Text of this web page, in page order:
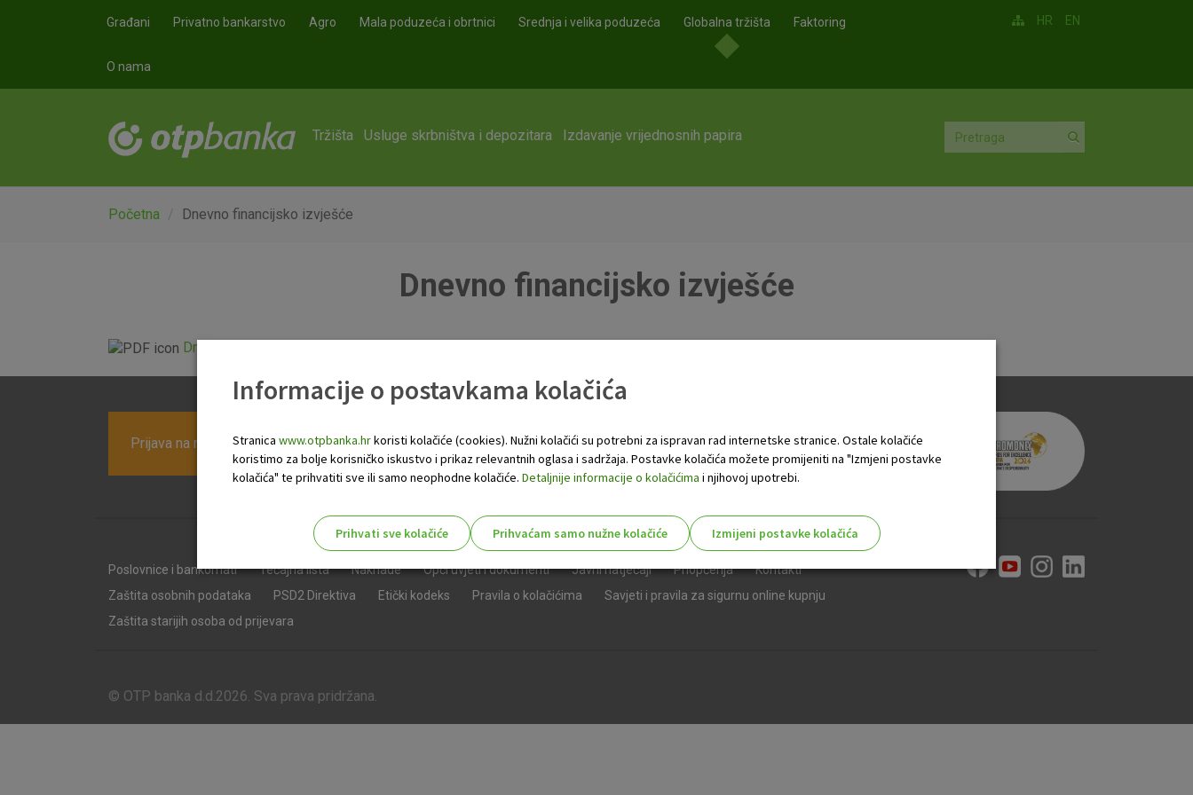
Građani Privatno bankarstvo Agro Mala poduzeća i obrtnici Srednja i velika poduzeća Globalna tržišta Faktoring
O nama
HR EN
Tržišta Usluge skrbništva i depozitara Izdavanje vrijednosnih papira
Početna Dnevno financijsko izvješće
Dnevno financijsko izvješće
Dnevno financijsko izvješće.pdf
Prijava na newsletter OTP banke
Poslovnice i bankomati Tečajna lista Naknade Opći uvjeti i dokumenti Javni natječaji Priopćenja
Kontakti
Zaštita osobnih podataka
PSD2 Direktiva Etički kodeks Pravila o kolačićima
Savjeti i pravila za sigurnu online kupnju
Zaštita starijih osoba od prijevara
© OTP banka d.d.2026. Sva prava pridržana.
Informacije o postavkama kolačića
Stranica www.otpbanka.hrkoristi kolačiće (cookies). Nužni kolačići su potrebni za ispravan rad internetske stranice. Ostale kolačiće
koristimo za bolje korisničko iskustvo i prikaz relevantnih oglasa i sadržaja. Postavke kolačića možete promijeniti na "Izmjeni postavke
kolačića" te prihvatiti sve ili samo neophodne kolačiće. Detaljnije informacije o kolačićima i njihovoj upotrebi.
Prihvati sve kolačiće Prihvaćam samo nužne kolačiće
Izmijeni postavke kolačića